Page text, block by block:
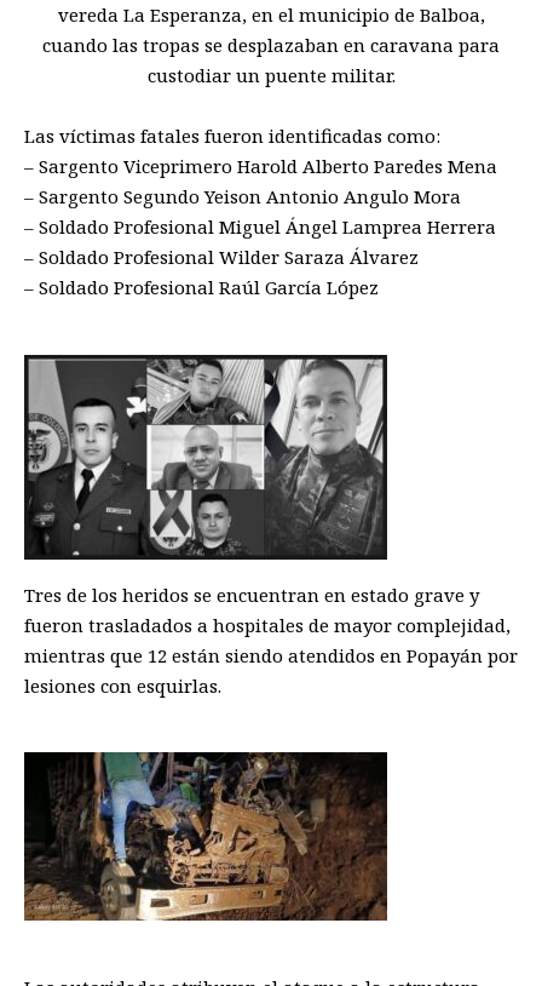
vereda La Esperanza, en el municipio de Balboa,
cuando las tropas se desplazaban en caravana para
custodiar un puente militar.
Las víctimas fatales fueron identificadas como:
– Sargento Viceprimero Harold Alberto Paredes Mena
– Sargento Segundo Yeison Antonio Angulo Mora
– Soldado Profesional Miguel Ángel Lamprea Herrera
– Soldado Profesional Wilder Saraza Álvarez
– Soldado Profesional Raúl García López
Tres de los heridos se encuentran en estado grave y
fueron trasladados a hospitales de mayor complejidad,
mientras que 12 están siendo atendidos en Popayán por
lesiones con esquirlas.